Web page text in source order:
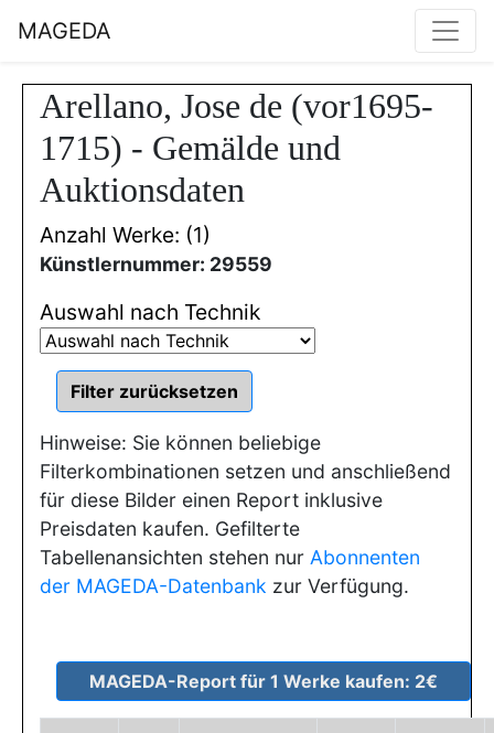
MAGEDA
Arellano, Jose de (vor1695-
1715) - Gemälde und
Auktionsdaten
Anzahl Werke: (1)
Künstlernummer: 29559
Auswahl nach Technik
Hinweise: Sie können beliebige
Filterkombinationen setzen und anschließend
für diese Bilder einen Report inklusive
Preisdaten kaufen. Gefilterte
Tabellenansichten stehen nur Abonnenten
der MAGEDA-Datenbank zur Verfügung.